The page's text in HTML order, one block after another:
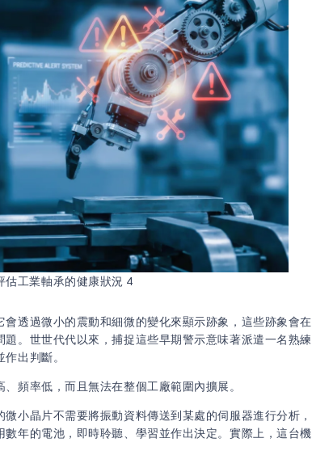
估工業軸承的健康狀況 4
透過微小的震動和細微的變化來顯示跡象，這些跡象會在
。世世代代以來，捕捉這些早期警示意味著派遣一名熟練
出判斷。
頻率低，而且無法在整個工廠範圍內擴展。
小晶片不需要將振動資料傳送到某處的伺服器進行分析，
年的電池，即時聆聽、學習並作出決定。實際上，這台機